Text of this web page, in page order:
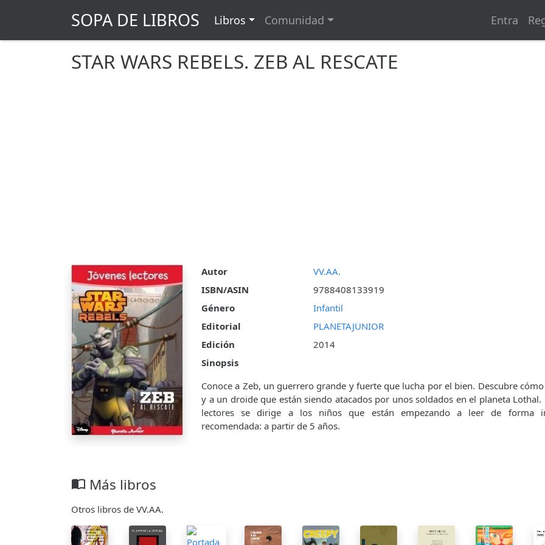
SOPA DE LIBROS Libros Comunidad Entra
STAR WARS REBELS. ZEB AL RESCATE
Autor
VV.AA.
ISBN/ASIN
9788408133919
Género
Infantil
Editorial
PLANETAJUNIOR
Edición
2014
Sinopsis
Conoce a Zeb, un guerrero grande y fuerte que lucha por el bien. Descubre
y a un droide que están siendo atacados por unos soldados en el planeta Lothal.
lectores se dirige a los niños que están empezando a leer de forma
recomendada: a partir de 5 años.
import_contacts Más libros
Otros libros de VV.AA.